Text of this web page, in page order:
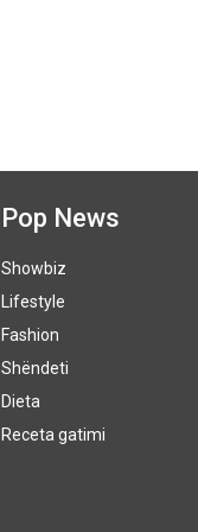
Pop News
Showbiz
Lifestyle
Fashion
Shëndeti
Dieta
Receta gatimi